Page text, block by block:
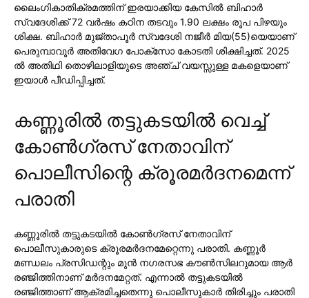
ലൈംഗികാതിക്രമത്തിന് ഇരയാക്കിയ കേസില്‍ ബിഹാര്‍
സ്വദേശിക്ക് 72 വര്‍ഷം കഠിന തടവും 1.90 ലക്ഷം രൂപ പിഴയും
ശിക്ഷ. ബിഹാര്‍ മുജ്താപൂര്‍ സ്വദേശി നജീര്‍ മിയ(55)യെയാണ്
പെരുമ്പാവൂര്‍ അതിവേഗ പോക്സോ കോടതി ശിക്ഷിച്ചത്. 2025
ല്‍ അതിഥി തൊഴിലാളിയുടെ അഞ്ച് വയസ്സുള്ള മകളെയാണ്
ഇയാള്‍ പീഡിപ്പിച്ചത്.
കണ്ണൂരില്‍ തട്ടുകടയില്‍ വെച്ച്
കോണ്‍ഗ്രസ് നേതാവിന്
പൊലീസിന്റെ ക്രൂരമര്‍ദനമെന്ന്
പരാതി
കണ്ണൂരില്‍ തട്ടുകടയില്‍ കോണ്‍ഗ്രസ് നേതാവിന്
പൊലീസുകാരുടെ ക്രൂരമര്‍ദനമേറ്റെന്നു പരാതി. കണ്ണൂര്‍
മണ്ഡലം പ്രസിഡന്റും മുന്‍ നഗരസഭ കൗണ്‍സിലറുമായ ആര്‍
രഞ്ജിത്തിനാണ് മര്‍ദനമേറ്റത്. എന്നാല്‍ തട്ടുകടയില്‍
രഞ്ജിത്താണ് ആക്രമിച്ചതെന്നു പൊലീസുകാര്‍ തിരിച്ചും പരാതി